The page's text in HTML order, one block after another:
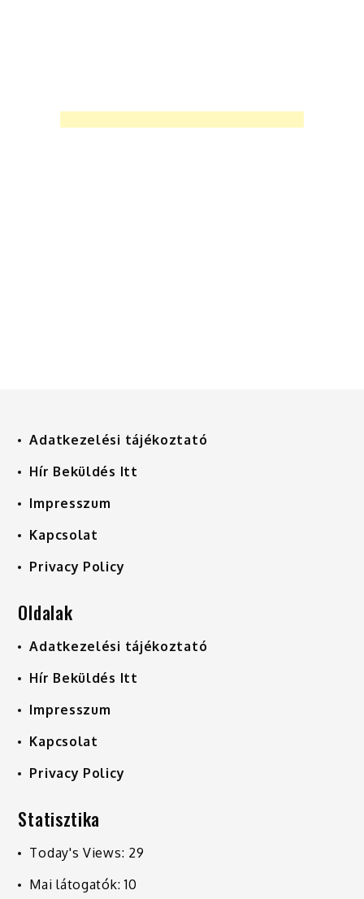
Adatkezelési tájékoztató
Hír Beküldés Itt
Impresszum
Kapcsolat
Privacy Policy
Oldalak
Adatkezelési tájékoztató
Hír Beküldés Itt
Impresszum
Kapcsolat
Privacy Policy
Statisztika
Today's Views: 29
Mai látogatók:10